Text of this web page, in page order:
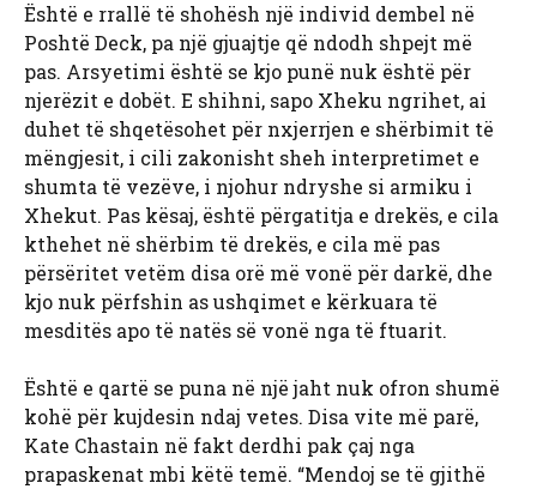
Është e rrallë të shohësh një individ dembel në
Poshtë Deck, pa një gjuajtje që ndodh shpejt më
pas. Arsyetimi është se kjo punë nuk është për
njerëzit e dobët. E shihni, sapo Xheku ngrihet, ai
duhet të shqetësohet për nxjerrjen e shërbimit të
mëngjesit, i cili zakonisht sheh interpretimet e
shumta të vezëve, i njohur ndryshe si armiku i
Xhekut. Pas kësaj, është përgatitja e drekës, e cila
kthehet në shërbim të drekës, e cila më pas
përsëritet vetëm disa orë më vonë për darkë, dhe
kjo nuk përfshin as ushqimet e kërkuara të
mesditës apo të natës së vonë nga të ftuarit.
Është e qartë se puna në një jaht nuk ofron shumë
kohë për kujdesin ndaj vetes. Disa vite më parë,
Kate Chastain në fakt derdhi pak çaj nga
prapaskenat mbi këtë temë. “Mendoj se të gjithë